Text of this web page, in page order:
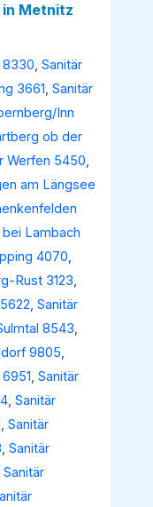
in Metnitz
8330,Sanitär
3661,Sanitär
Inn
ob der
Werfen 5450,
am Längsee
Lambach
4070,
Rust 3123,
,Sanitär
8543,
9805,
,Sanitär
,Sanitär
,Sanitär
,Sanitär
Sanitär